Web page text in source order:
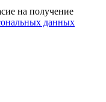
на получение
данных